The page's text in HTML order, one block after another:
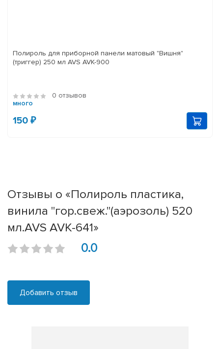
Полироль для приборной панели матовый "Вишня"
(триггер) 250 мл AVS AVK-900
0 отзывов
много
150 ₽
Отзывы о «Полироль пластика,
винила "гор.свеж."(аэрозоль) 520
мл.AVS AVK-641»
0.0
Добавить отзыв